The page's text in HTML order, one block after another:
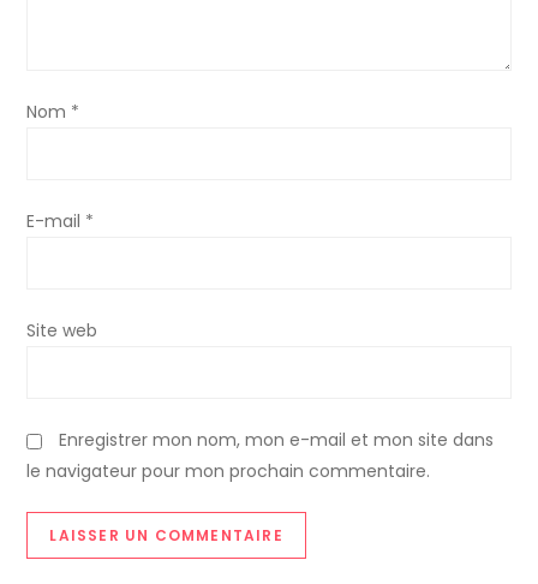
Nom *
E-mail *
Site web
Enregistrer mon nom, mon e-mail et mon site dans
le navigateur pour mon prochain commentaire.